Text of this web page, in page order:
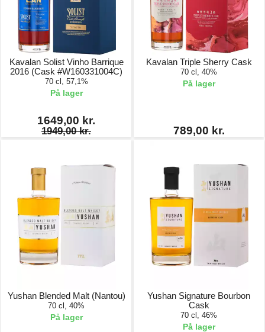
Kavalan Solist Vinho Barrique
2016 (Cask #W160331004C)
70 cl, 57,1%
På lager
1649,00 kr.
1949,00 kr.
Kavalan Triple Sherry Cask
70 cl, 40%
På lager
789,00 kr.
Yushan Blended Malt (Nantou)
70 cl, 40%
På lager
Yushan Signature Bourbon
Cask
70 cl, 46%
På lager